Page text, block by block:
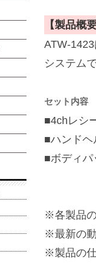
【製品概要
ATW-
システム
セット内容
■4chレシ
■ハンドヘ
■ボディパ
※各製品
※最新の
※製品の